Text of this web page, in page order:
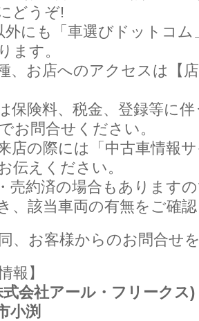
どうぞ!
外にも「車選びドットコ
ます。
、お店へのアクセスは【
保険料、税金、登録等に
お問合せください。
店の際には「中古車情報
伝えください。
売約済の場合もあります
、該当車両の有無をご確
、お客様からのお問合せ
情報】
式会社アール・フリーク
小渕